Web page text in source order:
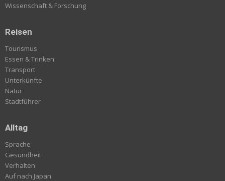
Wissenschaft & Forschung
Reisen
Tourismus
Essen & Trinken
Transport
Unterkünfte
Natur
Stadtführer
Alltag
Sprache
Gesundheit
Verhalten
Auf nach Japan